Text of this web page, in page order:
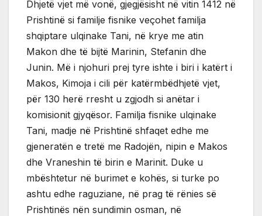
Dhjetë vjet më vonë, gjegjësisht në vitin 1412 në
Prishtinë si familje fisnike veçohet familja
shqiptare ulqinake Tani, në krye me atin
Makon dhe të bijtë Marinin, Stefanin dhe
Junin. Më i njohuri prej tyre ishte i biri i katërt i
Makos, Kimoja i cili për katërmbëdhjetë vjet,
për 130 herë rresht u zgjodh si anëtar i
komisionit gjyqësor. Familja fisnike ulqinake
Tani, madje në Prishtinë shfaqet edhe me
gjeneratën e tretë me Radojën, nipin e Makos
dhe Vraneshin të birin e Marinit. Duke u
mbështetur në burimet e kohës, si turke po
ashtu edhe raguziane, në prag të rënies së
Prishtinës nën sundimin osman, në